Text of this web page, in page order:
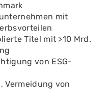
mit
Titel mit >10 Mrd.
von ESG-
Vermeidung von